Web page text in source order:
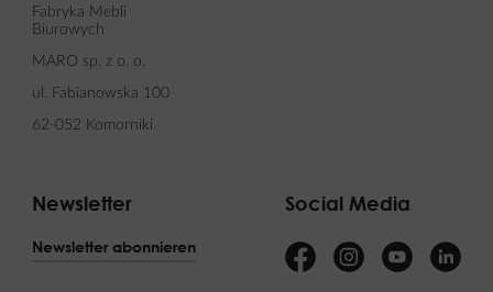
Fabryka Mebli
Biurowych
MARO sp. z o. o.
ul. Fabianowska 100
62-052 Komorniki
Newsletter
Newsletter abonnieren
Social Media